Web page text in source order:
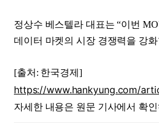
정상수 베스텔라 대표는 “이번
데이터 마켓의 시장 경쟁력을 강
[출처: 한국경제]
https://www.hankyung.com/
자세한 내용은 원문 기사에서 확